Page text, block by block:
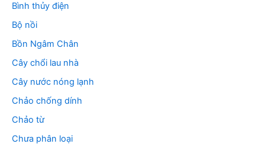
Bình thủy điện
Bộ nồi
Bồn Ngâm Chân
Cây chổi lau nhà
Cây nước nóng lạnh
Chảo chống dính
Chảo từ
Chưa phân loại